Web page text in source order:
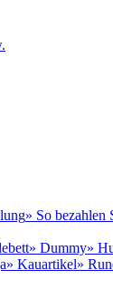
» So bezahlen
» Dummy»
» Kauartikel»